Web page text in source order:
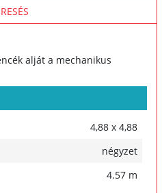
alját a mechanikus
4,88 x 4,88
négyzet
4.57 m